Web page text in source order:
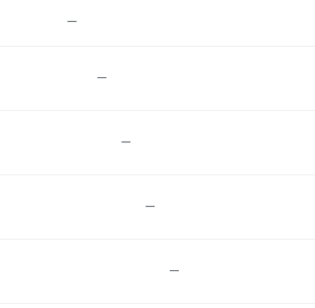
ー
ー
ー
ー
ー